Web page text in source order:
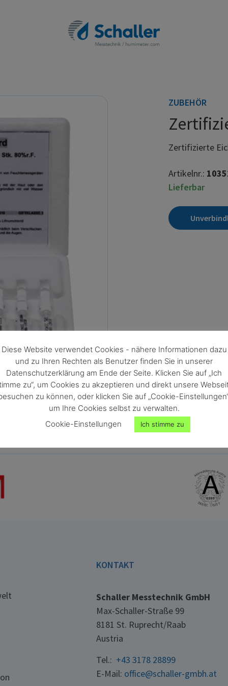
ZUBEHÖR
Zertifizierte
Artikelnr.:
Lieferbar
KONTAKT
Schaller Messtechnik GmbH
Max-Schaller-Straße 99
8181 St. Ruprecht/Raab
Austria
Tel.: +43 3178 28899
E-Mail: office@schaller-gmbh.at
Diese Website verwendet Cookies - nähere Informationen dazu
und zu Ihren Rechten als Benutzer finden Sie in unserer
Datenschutzerklärung am Ende der Seite. Klicken Sie auf „Ich
zu“, um Cookies zu akzeptieren und direkt unsere
zu können, oder klicken Sie auf „Cookie-
um Ihre Cookies selbst zu verwalten.
Cookie-Einstellungen
Ich stimme zu